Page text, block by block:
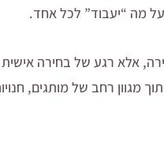
מה “יעבוד” לכל אחד.
אלא רגע של בחירה
מגוון רחב של מותגים,